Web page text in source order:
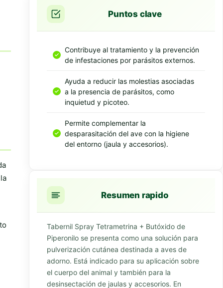
Puntos clave
Contribuye al tratamiento y la prevención
de infestaciones por parásitos externos.
Ayuda a reducir las molestias asociadas
a la presencia de parásitos, como
inquietud y picoteo.
Permite complementar la
desparasitación del ave con la higiene
del entorno (jaula y accesorios).
Resumen rapido
Tabernil Spray Tetrametrina + Butóxido de
Piperonilo se presenta como una solución para
pulverización cutánea destinada a aves de
adorno. Está indicado para su aplicación sobre
el cuerpo del animal y también para la
desinsectación de jaulas y accesorios. En